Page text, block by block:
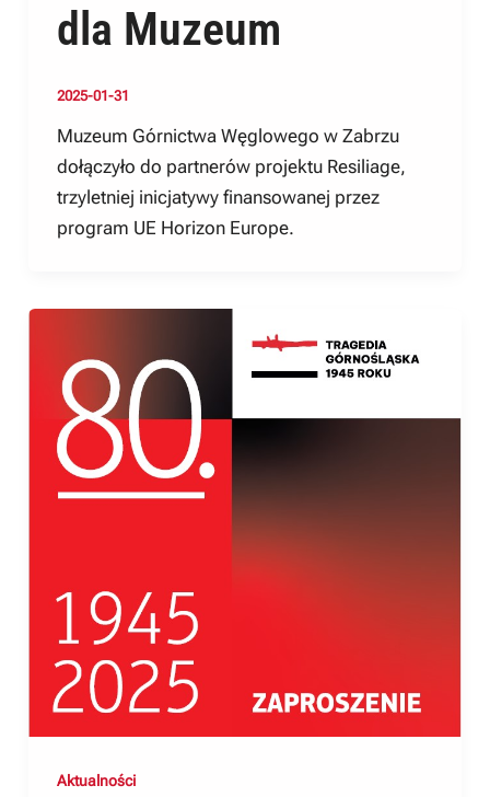
dla Muzeum
2025-01-31
Muzeum Górnictwa Węglowego w Zabrzu
dołączyło do partnerów projektu Resiliage,
trzyletniej inicjatywy finansowanej przez
program UE Horizon Europe.
Aktualności